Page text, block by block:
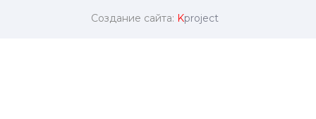
Создание сайта: Kproject